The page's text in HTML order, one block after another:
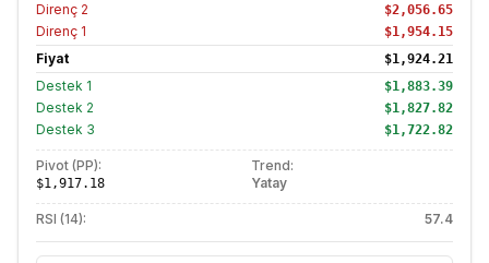
Direnç 2 $2,056.65
Direnç 1 $1,954.15
Fiyat $1,924.21
Destek 1 $1,883.39
Destek 2 $1,827.82
Destek 3 $1,722.82
Pivot (PP):
$1,917.18
Trend:
Yatay
RSI (14): 57.4